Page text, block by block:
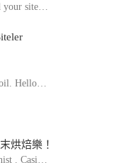
your site…
Hello…
烘焙樂！
. Casi…